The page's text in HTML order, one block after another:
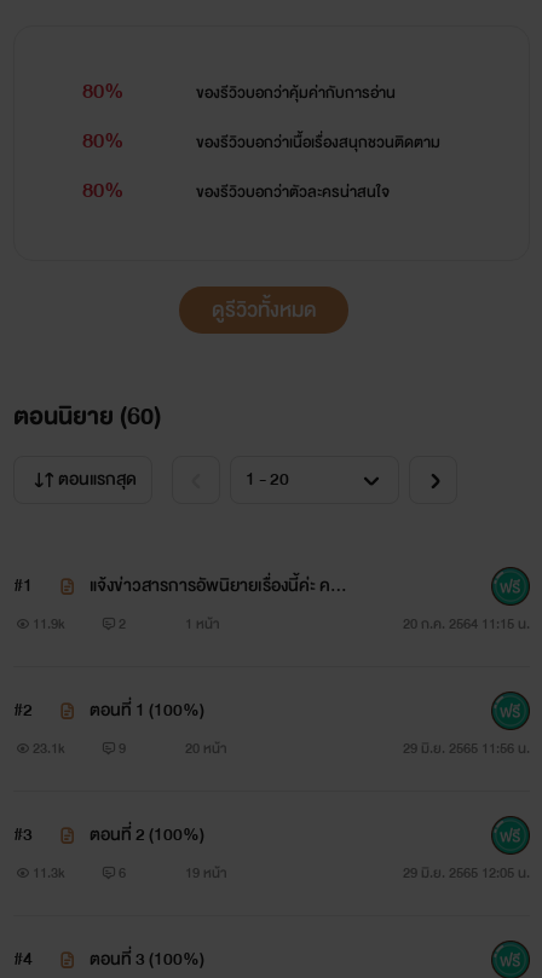
80% ของรีวิวบอกว่าคุ้มค่ากับการอ่าน
80% ของรีวิวบอกว่าเนื้อเรื่องสนุกชวนติดตาม
80% ของรีวิวบอกว่าตัวละครน่าสนใจ
ดูรีวิวทั้งหมด
ตอนนิยาย (60)
ตอนแรกสุด
#1
แจ้งข่าวสารการอัพนิยายเรื่องนี้ค่ะ คนอ่
านที่น่ารักเข้ามาอ่านกันด้วยนะคะ
11.9k 2 1 หน้า 20 ก.ค. 2564 11:15 น.
#2 ตอนที่ 1 (100%)
23.1k 9 20 หน้า 29 มิ.ย. 2565 11:56 น.
#3 ตอนที่ 2 (100%)
11.3k 6 19 หน้า 29 มิ.ย. 2565 12:05 น.
#4 ตอนที่ 3 (100%)